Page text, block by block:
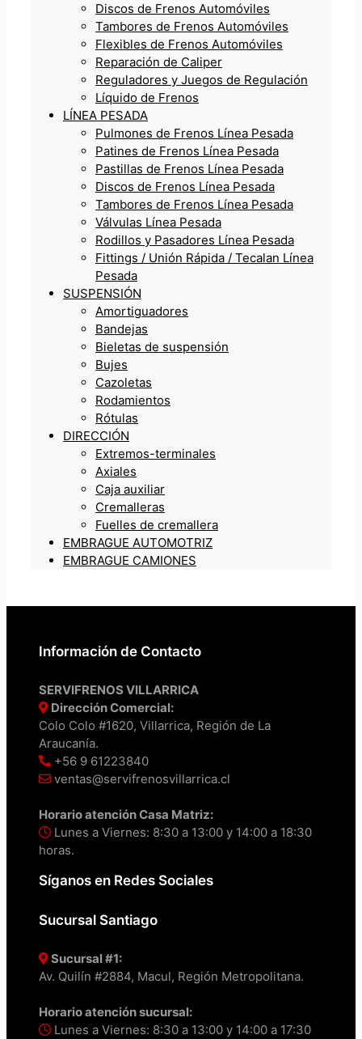
Discos de Frenos Automóviles
Tambores de Frenos Automóviles
Flexibles de Frenos Automóviles
Reparación de Caliper
Reguladores y Juegos de Regulación
Líquido de Frenos
LÍNEA PESADA
Pulmones de Frenos Línea Pesada
Patines de Frenos Línea Pesada
Pastillas de Frenos Línea Pesada
Discos de Frenos Línea Pesada
Tambores de Frenos Línea Pesada
Válvulas Línea Pesada
Rodillos y Pasadores Línea Pesada
Fittings / Unión Rápida / Tecalan Línea
Pesada
SUSPENSIÓN
Amortiguadores
Bandejas
Bieletas de suspensión
Bujes
Cazoletas
Rodamientos
Rótulas
DIRECCIÓN
Extremos-terminales
Axiales
Caja auxiliar
Cremalleras
Fuelles de cremallera
EMBRAGUE AUTOMOTRIZ
EMBRAGUE CAMIONES
Información de Contacto
SERVIFRENOS VILLARRICA
Dirección Comercial:
Colo Colo #1620, Villarrica, Región de La
Araucanía.
+56 9 61223840
ventas@servifrenosvillarrica.cl
Horario atención Casa Matriz:
Lunes a Viernes: 8:30 a 13:00 y 14:00 a 18:30
horas.
Síganos en Redes Sociales
Sucursal Santiago
Sucursal #1:
Av. Quilín #2884, Macul, Región Metropolitana.
Horario atención sucursal:
Lunes a Viernes: 8:30 a 13:00 y 14:00 a 17:30